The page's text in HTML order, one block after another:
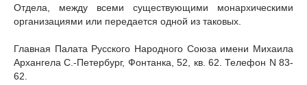
Отдела, между всеми существующими монархическими
организациями или передается одной из таковых.
Главная Палата Русского Народного Союза имени Михаила
Архангела С.-Петербург, Фонтанка, 52, кв. 62. Телефон N 83-
62.